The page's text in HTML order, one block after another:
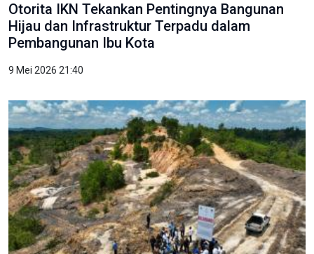
Otorita IKN Tekankan Pentingnya Bangunan
Hijau dan Infrastruktur Terpadu dalam
Pembangunan Ibu Kota
9 Mei 2026 21:40